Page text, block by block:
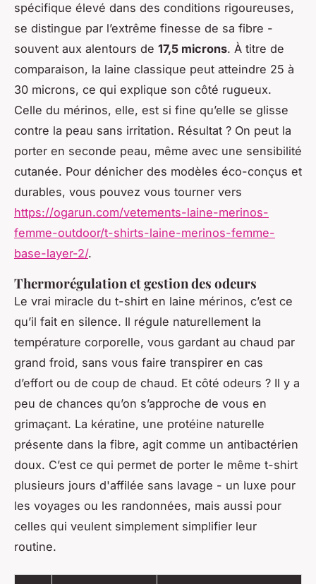
spécifique élevé dans des conditions rigoureuses,
se distingue par l’extrême finesse de sa fibre -
souvent aux alentours de 17,5 microns. À titre de
comparaison, la laine classique peut atteindre 25 à
30 microns, ce qui explique son côté rugueux.
Celle du mérinos, elle, est si fine qu’elle se glisse
contre la peau sans irritation. Résultat ? On peut la
porter en seconde peau, même avec une sensibilité
cutanée. Pour dénicher des modèles éco-conçus et
durables, vous pouvez vous tourner vers
https://ogarun.com/vetements-laine-merinos-
femme-outdoor/t-shirts-laine-merinos-femme-
base-layer-2/.
Thermorégulation et gestion des odeurs
Le vrai miracle du t-shirt en laine mérinos, c’est ce
qu’il fait en silence. Il régule naturellement la
température corporelle, vous gardant au chaud par
grand froid, sans vous faire transpirer en cas
d’effort ou de coup de chaud. Et côté odeurs ? Il y a
peu de chances qu’on s’approche de vous en
grimaçant. La kératine, une protéine naturelle
présente dans la fibre, agit comme un antibactérien
doux. C’est ce qui permet de porter le même t-shirt
plusieurs jours d'affilée sans lavage - un luxe pour
les voyages ou les randonnées, mais aussi pour
celles qui veulent simplement simplifier leur
routine.